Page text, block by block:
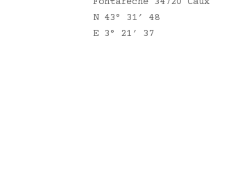
N 43° 31′ 48
E 3° 21′ 37